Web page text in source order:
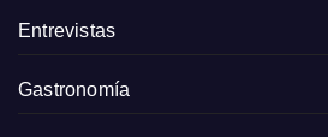
Entrevistas
Gastronomía